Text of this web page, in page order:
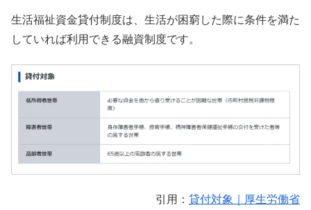
生活福祉資金貸付制度は、生活が困窮した際に条件を満た
していれば利用できる融資制度です。
引用： 貸付対象｜厚生労働省